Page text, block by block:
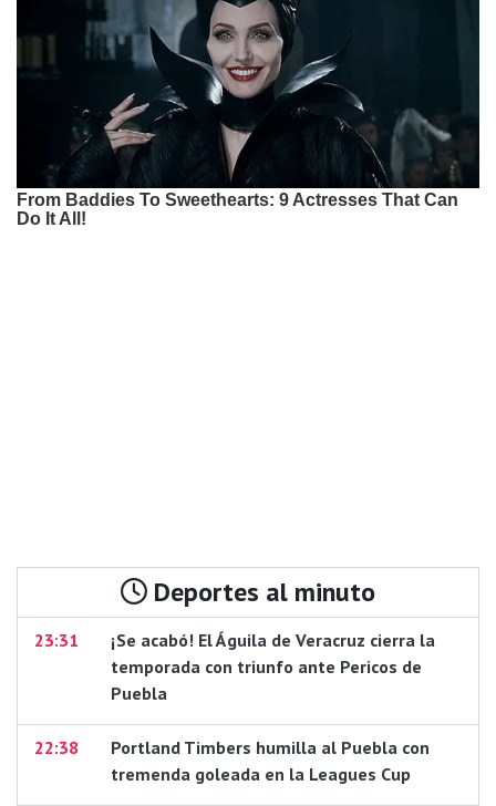
Deportes al minuto
23:31
¡Se acabó! El Águila de Veracruz cierra la
temporada con triunfo ante Pericos de
Puebla
22:38
Portland Timbers humilla al Puebla con
tremenda goleada en la Leagues Cup